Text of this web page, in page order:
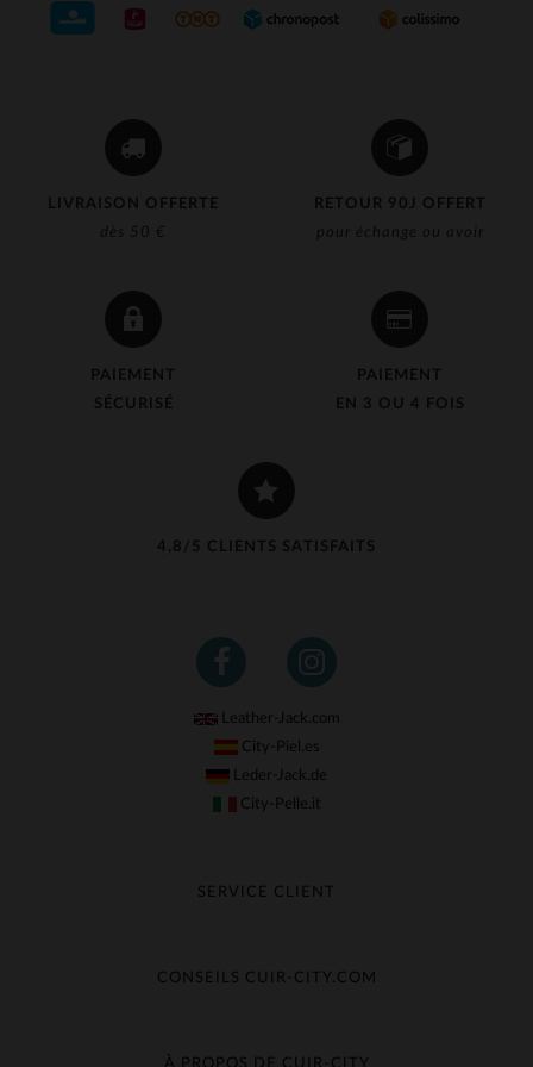
LIVRAISON OFFERTE
dès 50 €
RETOUR 90J OFFERT
pour échange ou avoir
PAIEMENT
SÉCURISÉ
PAIEMENT
EN 3 OU 4 FOIS
4,8/5 CLIENTS SATISFAITS
Leather-Jack.com
City-Piel.es
Leder-Jack.de
City-Pelle.it
SERVICE CLIENT
Échange & Remboursement
Contacter le service client
CONSEILS CUIR-CITY.COM
Guide des matières